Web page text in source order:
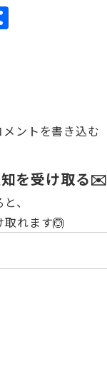
メントを書き込む
を受け取る✉️
、
取れます🙆